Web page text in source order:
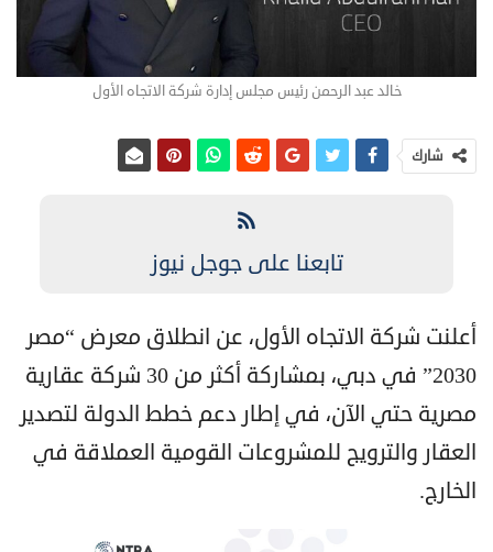
خالد عبد الرحمن رئيس مجلس إدارة شركة الاتجاه الأول
شارك
تابعنا على جوجل نيوز
أعلنت شركة الاتجاه الأول، عن انطلاق معرض “مصر
2030” في دبي، بمشاركة أكثر من 30 شركة عقارية
مصرية حتي الآن، في إطار دعم خطط الدولة لتصدير
العقار والترويج للمشروعات القومية العملاقة في
الخارج.